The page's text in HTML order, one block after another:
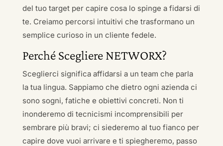
del tuo target per capire cosa lo spinge a fidarsi di
te. Creiamo percorsi intuitivi che trasformano un
semplice curioso in un cliente fedele.
Perché Scegliere NETWORX?
Sceglierci significa affidarsi a un team che parla
la tua lingua. Sappiamo che dietro ogni azienda ci
sono sogni, fatiche e obiettivi concreti. Non ti
inonderemo di tecnicismi incomprensibili per
sembrare più bravi; ci siederemo al tuo fianco per
capire dove vuoi arrivare e ti spiegheremo, passo